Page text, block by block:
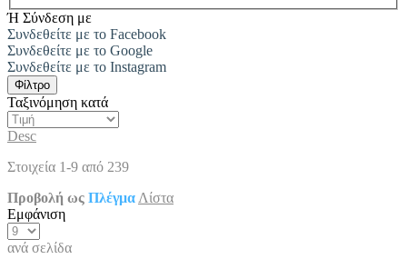
Ή Σύνδεση με
Συνδεθείτε με το Facebook
Συνδεθείτε με το Google
Συνδεθείτε με το Instagram
Φίλτρο
Ταξινόμηση κατά
Desc
Στοιχεία 1-9 από 239
Προβολή ως Πλέγμα Λίστα
Εμφάνιση
ανά σελίδα